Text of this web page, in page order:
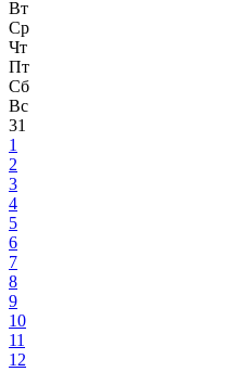
Вт
Ср
Чт
Пт
Сб
Вс
31
1
2
3
4
5
6
7
8
9
10
11
12